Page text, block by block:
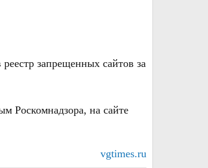
реестр запрещенных сайтов за
Роскомнадзора, на сайте
vgtimes.ru